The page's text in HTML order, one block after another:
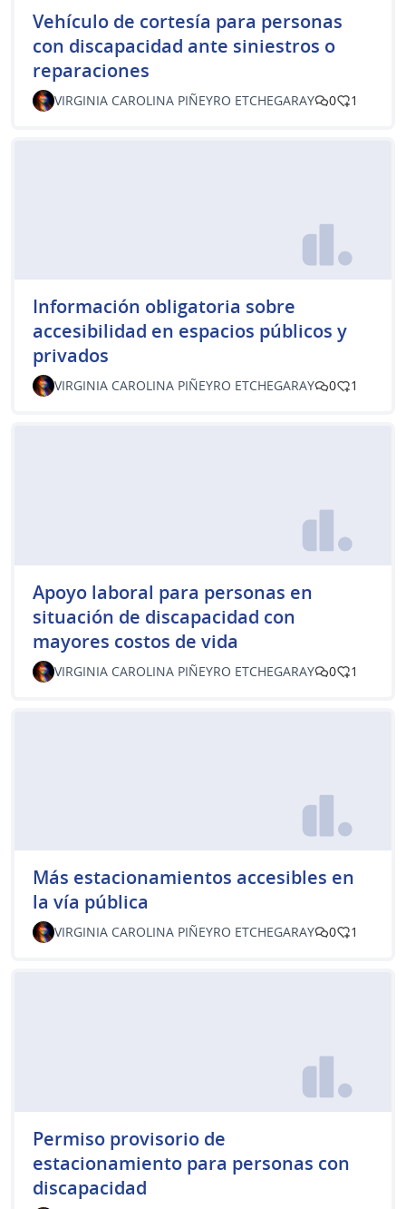
Vehículo de cortesía para personas
con discapacidad ante siniestros o
reparaciones
VIRGINIA CAROLINA PIÑEYRO ETCHEGARAY 0 1
Información obligatoria sobre
accesibilidad en espacios públicos y
privados
VIRGINIA CAROLINA PIÑEYRO ETCHEGARAY 0 1
Apoyo laboral para personas en
situación de discapacidad con
mayores costos de vida
VIRGINIA CAROLINA PIÑEYRO ETCHEGARAY 0 1
Más estacionamientos accesibles en
la vía pública
VIRGINIA CAROLINA PIÑEYRO ETCHEGARAY 0 1
Permiso provisorio de
estacionamiento para personas con
discapacidad